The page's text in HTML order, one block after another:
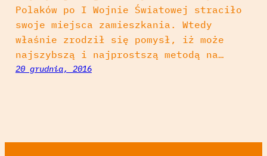
Polaków po I Wojnie Światowej straciło
swoje miejsca zamieszkania. Wtedy
właśnie zrodził się pomysł, iż może
najszybszą i najprostszą metodą na…
20 grudnia, 2016